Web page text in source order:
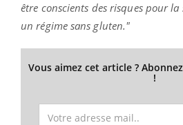
être conscients des risques pour
un régime sans gluten."
Vous aimez cet article ?
!